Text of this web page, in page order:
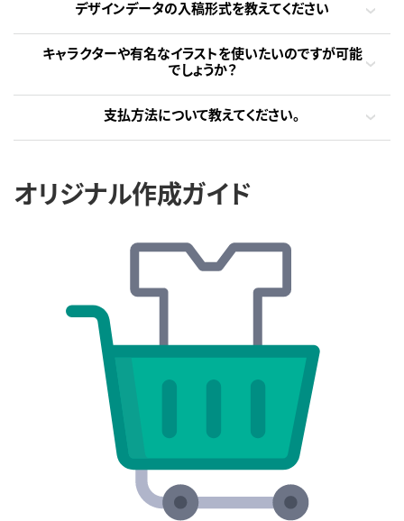
デザインデータの入稿形式を教えてください
キャラクターや有名なイラストを使いたいのですが可能
でしょうか？
支払方法について教えてください。
オリジナル作成ガイド